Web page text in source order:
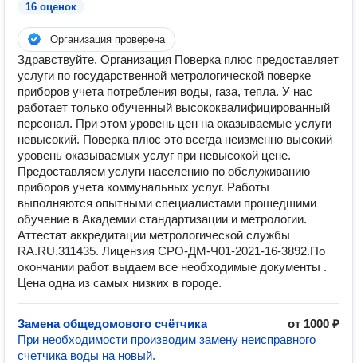
16 оценок
Организация проверена
Здравствуйте. Организация Поверка плюс предоставляет
услуги по государственной метрологической поверке
приборов учета потребления воды, газа, тепла. У нас
работает только обученный высококвалифицированный
персонал. При этом уровень цен на оказываемые услуги
невысокий. Поверка плюс это всегда неизменно высокий
уровень оказываемых услуг при невысокой цене.
Предоставляем услуги населению по обслуживанию
приборов учета коммунальных услуг. Работы
выполняются опытными специалистами прошедшими
обучение в Академии стандартизации и метрологии.
Аттестат аккредитации метрологической службы
RA.RU.311435. Лицензия СРО-ДМ-Ч01-2021-16-3892.По
окончании работ выдаем все необходимые документы .
Цена одна из самых низких в городе.
Замена общедомового счётчика
от 1000 ₽
При необходимости производим замену неисправного
счетчика воды на новый.